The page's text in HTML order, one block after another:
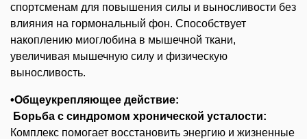
спортсменам для повышения силы и выносливости без
влияния на гормональный фон. Способствует
накоплению миоглобина в мышечной ткани,
увеличивая мышечную силу и физическую
выносливость.
•Общеукрепляющее действие:
Борьба с синдромом хронической усталости:
Комплекс помогает восстановить энергию и жизненные